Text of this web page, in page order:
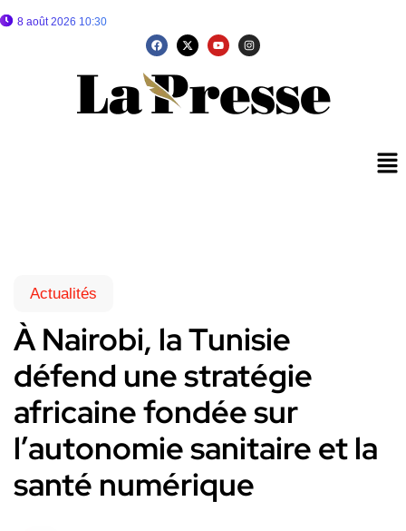
8 août 2026 10:30
Actualités
À Nairobi, la Tunisie
défend une stratégie
africaine fondée sur
l’autonomie sanitaire et la
santé numérique